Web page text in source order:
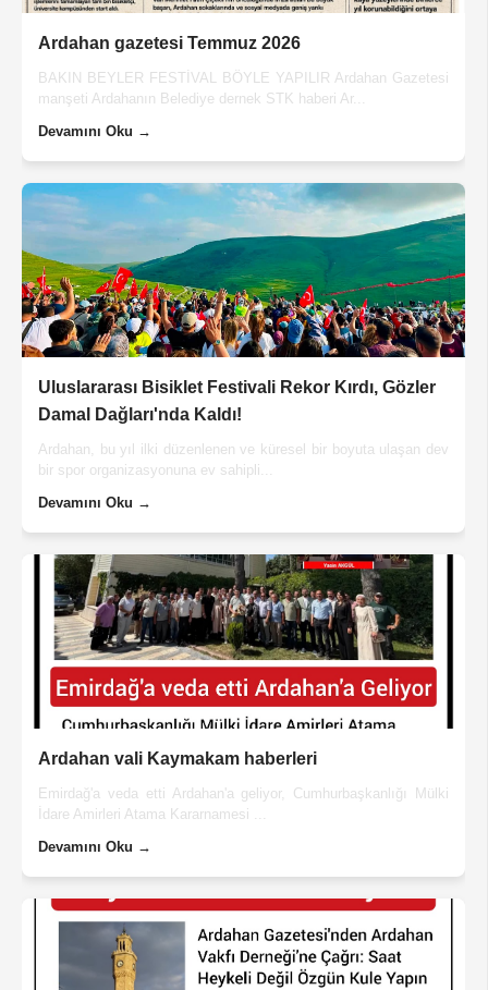
Ardahan gazetesi Temmuz 2026
BAKIN BEYLER FESTİVAL BÖYLE YAPILIR Ardahan Gazetesi
manşeti Ardahanın Belediye dernek STK haberi Ar...
Devamını Oku →
Uluslararası Bisiklet Festivali Rekor Kırdı, Gözler
Damal Dağları'nda Kaldı!
Ardahan, bu yıl ilki düzenlenen ve küresel bir boyuta ulaşan dev
bir spor organizasyonuna ev sahipli...
Devamını Oku →
Ardahan vali Kaymakam haberleri
Emirdağ'a veda etti Ardahan'a geliyor, Cumhurbaşkanlığı Mülki
İdare Amirleri Atama Kararnamesi ...
Devamını Oku →